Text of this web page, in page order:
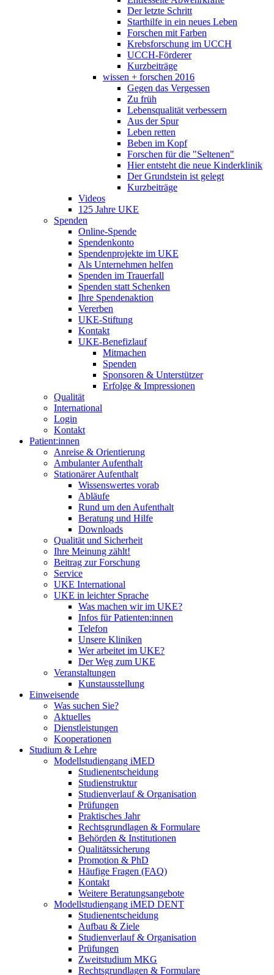
Der letzte Schritt
Starthilfe in ein neues Leben
Forschen mit Farben
Krebsforschung im UCCH
UCCH-Förderer
Kurzbeiträge
wissen + forschen 2016
Gegen das Vergessen
Zu früh
Lebensqualität verbessern
Aus der Spur
Leben retten
Beben im Kopf
Forschen für die "Seltenen"
Hier entsteht die neue Kinderklinik
Der Grundstein ist gelegt
Kurzbeiträge
Videos
125 Jahre UKE
Spenden
Online-Spende
Spendenkonto
Spendenprojekte im UKE
Als Unternehmen helfen
Spenden im Trauerfall
Spenden statt Schenken
Ihre Spendenaktion
Vererben
UKE-Stiftung
Kontakt
UKE-Benefizlauf
Mitmachen
Spenden
Sponsoren & Unterstützer
Erfolge & Impressionen
Qualität
International
Login
Kontakt
Patient:innen
Anreise & Orientierung
Ambulanter Aufenthalt
Stationärer Aufenthalt
Wissenswertes vorab
Abläufe
Rund um den Aufenthalt
Beratung und Hilfe
Downloads
Qualität und Sicherheit
Ihre Meinung zählt!
Beitrag zur Forschung
Service
UKE International
UKE in leichter Sprache
Was machen wir im UKE?
Infos für Patienten:innen
Telefon
Unsere Kliniken
Wer arbeitet im UKE?
Der Weg zum UKE
Veranstaltungen
Kunstausstellung
Einweisende
Was suchen Sie?
Aktuelles
Dienstleistungen
Kooperationen
Studium & Lehre
Modellstudiengang iMED
Studienentscheidung
Studienstruktur
Studienverlauf & Organisation
Prüfungen
Praktisches Jahr
Rechtsgrundlagen & Formulare
Behörden & Institutionen
Qualitätssicherung
Promotion & PhD
Häufige Fragen (FAQ)
Kontakt
Weitere Beratungsangebote
Modellstudiengang iMED DENT
Studienentscheidung
Aufbau & Ziele
Studienverlauf & Organisation
Prüfungen
Zweitstudium MKG
Rechtsgrundlagen & Formulare